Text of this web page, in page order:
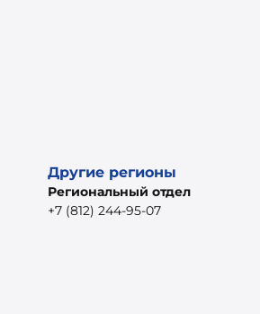
Другие регионы
Региональный отдел
+7 (812) 244-95-07